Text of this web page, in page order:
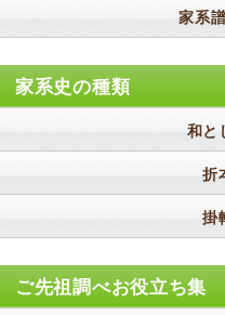
家系
家系史の種類
和と
折
掛
ご先祖調べお役立ち集